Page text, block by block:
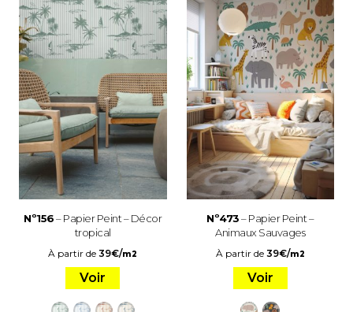
Nº156– Papier Peint – Décor
tropical
À partir de39€/m2
Voir
Nº473– Papier Peint –
Animaux Sauvages
À partir de 39€/m2
Voir